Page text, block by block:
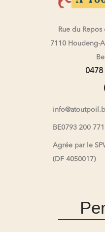
Rue du Repos
7110 Houdeng-
0478
BE0793 200 771
Agrée par le
(DF 4050017)